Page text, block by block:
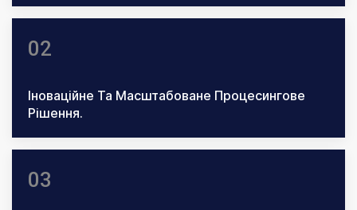
02
Іноваційне Та Масштабоване Процесингове
Рішення.
03